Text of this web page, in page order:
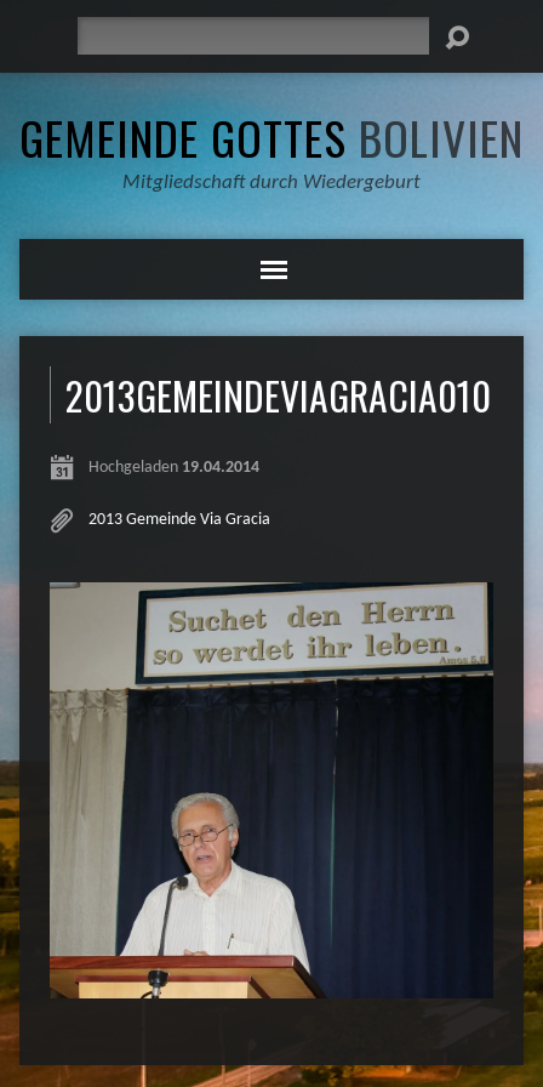
GEMEINDE GOTTES BOLIVIEN
Mitgliedschaft durch Wiedergeburt
2013GEMEINDEVIAGRACIA010
Hochgeladen 19.04.2014
2013 Gemeinde Via Gracia